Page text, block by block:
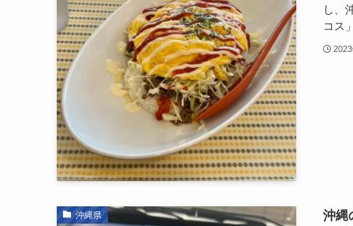
し、
コス
沖縄県
沖縄